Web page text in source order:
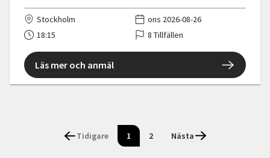
Stockholm
ons 2026-08-26
18:15
8 Tillfällen
Läs mer och anmäl
Tidigare 1 2 Nästa